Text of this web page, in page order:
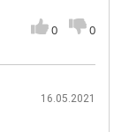
0 0
16.05.2021